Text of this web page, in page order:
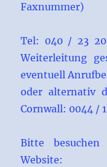
Faxnummer)
Tel: 040 / 23 20
Weiterleitung
eventuell
oder alternativ
Cornwall: 0044 /
Bitte
Website: